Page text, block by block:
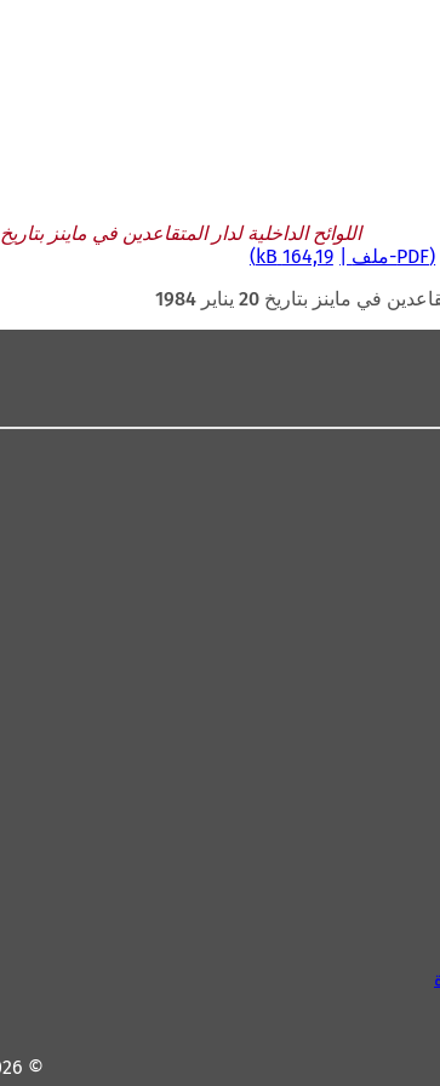
اللوائح الداخلية لدار المتقاعدين في ماينز بتاريخ 20 يناير 1984
PDF-ملف 164,19 kB
في ماينز بتاريخ 20 يناير 1984
© 2026